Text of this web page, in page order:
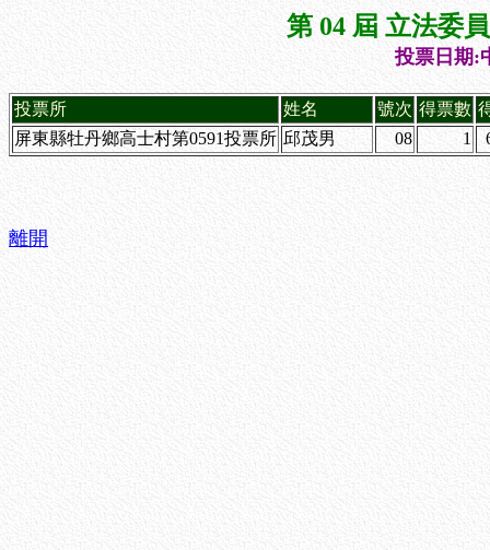
第 04 屆 立法委
投票日期:
投票所 姓名 號次 得票數
屏東縣牡丹鄉高士村第0591投票所 邱茂男 08 1
離開